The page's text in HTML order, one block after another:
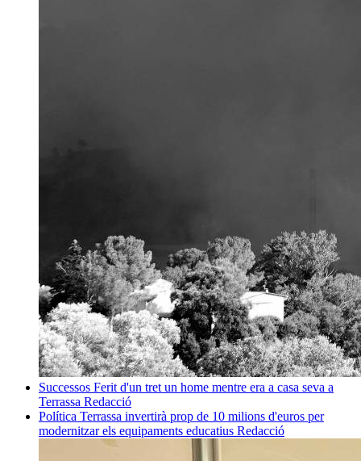
Successos Ferit d'un tret un home mentre era a casa seva a
Terrassa Redacció
Política Terrassa invertirà prop de 10 milions d'euros per
modernitzar els equipaments educatius Redacció